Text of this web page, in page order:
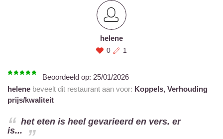
helene
0 1
Beoordeeld op: 25/01/2026
helene beveelt dit restaurant aan voor: Koppels, Verhouding
prijs/kwaliteit
het eten is heel gevarieerd en vers. er
is...